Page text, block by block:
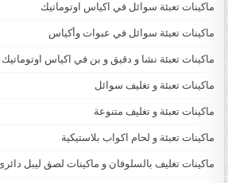
ماكينات تعبئة سوائل في اكياس اوتوماتيك
ماكينات تعبئة سوائل في عبوات وأكياس
ماكينات تعبئة نشا و دقيق و بن في اكياس اوتوماتيك
ماكينات تعبئة و تغليف سوائل
ماكينات تعبئة و تغليف متنوعة
ماكينات تعبئة و لحام اكواب بلاستيكية
ماكينات تغليف بالسلوفان و ماكينات لصق ليبل